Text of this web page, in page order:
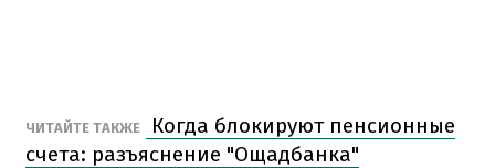
ЧИТАЙТЕ ТАКЖЕ
Когда блокируют пенсионные
счета: разъяснение "Ощадбанка"